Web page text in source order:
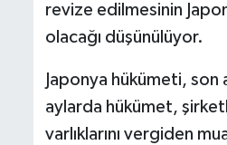
revize edilmesinin
olacağı düşünülüyor.
Japonya hükümeti,
aylarda hükümet,
varlıklarını vergiden